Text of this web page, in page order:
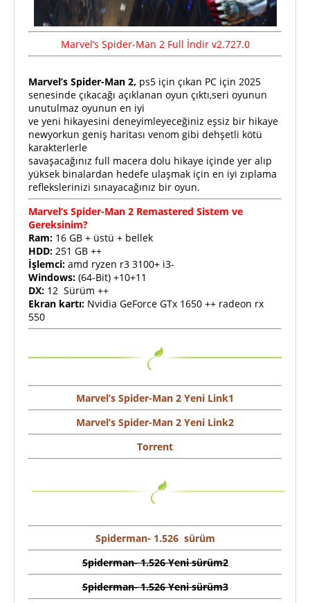
Marvel’s Spider-Man 2 Full İndir v2.727.0
Marvel’s Spider-Man 2, ps5 için çıkan PC için 2025
senesinde çıkacağı açıklanan oyun çıktı,seri oyunun
unutulmaz oyunun en iyi
ve yeni hikayesini deneyimleyeceğiniz eşsiz bir hikaye
newyorkun geniş haritası venom gibi dehşetli kötü
karakterlerle
savaşacağınız full macera dolu hikaye içinde yer alıp
yüksek binalardan hedefe ulaşmak için en iyi zıplama
reflekslerinizi sınayacağınız bir oyun.
Marvel’s Spider-Man 2 Remastered Sistem ve
Gereksinim?
Ram: 16 GB + üstü + bellek
HDD: 251 GB ++
İşlemci: amd ryzen r3 3100+ i3-
Windows: (64-Bit) +10+11
DX: 12 Sürüm ++
Ekran kartı: Nvidia GeForce GTx 1650 ++ radeon rx
550
Marvel’s Spider-Man 2 Yeni Link1
Marvel’s Spider-Man 2 Yeni Link2
Torrent
Spiderman- 1.526 sürüm
Spiderman- 1.526 Yeni sürüm2
Spiderman- 1.526 Yeni sürüm3